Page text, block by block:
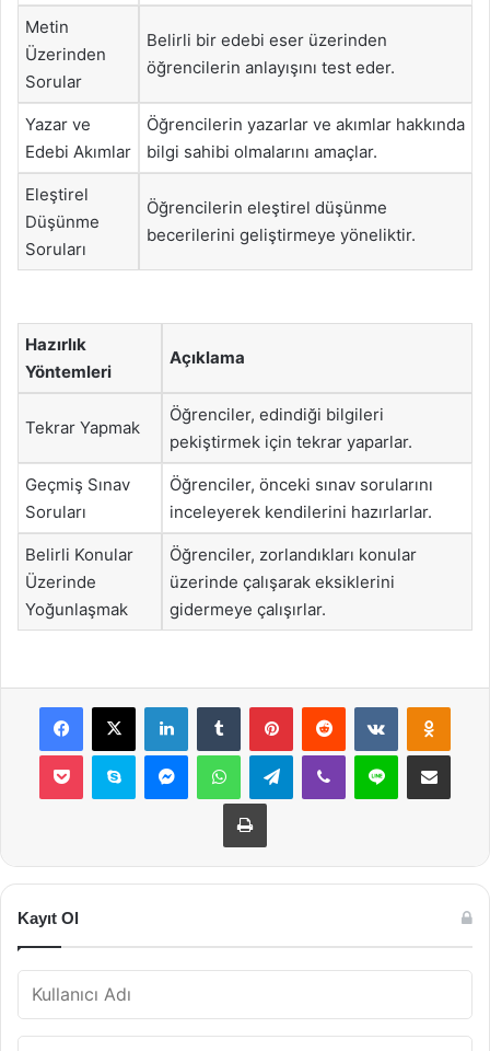
Metin
Üzerinden
Sorular
Belirli bir edebi eser üzerinden
öğrencilerin anlayışını test eder.
Yazar ve
Edebi Akımlar
Öğrencilerin yazarlar ve akımlar hakkında
bilgi sahibi olmalarını amaçlar.
Eleştirel
Düşünme
Soruları
Öğrencilerin eleştirel düşünme
becerilerini geliştirmeye yöneliktir.
Hazırlık
Yöntemleri
Açıklama
Tekrar Yapmak
Öğrenciler, edindiği bilgileri
pekiştirmek için tekrar yaparlar.
Geçmiş Sınav
Soruları
Öğrenciler, önceki sınav sorularını
inceleyerek kendilerini hazırlarlar.
Belirli Konular
Üzerinde
Yoğunlaşmak
Öğrenciler, zorlandıkları konular
üzerinde çalışarak eksiklerini
gidermeye çalışırlar.
Facebook
X LinkedInTumblr PinterestReddit VKontakte
Pocket Skype MessengerWhatsAppTelegramViber Line E-Posta ile
Yazdır
Kayıt Ol